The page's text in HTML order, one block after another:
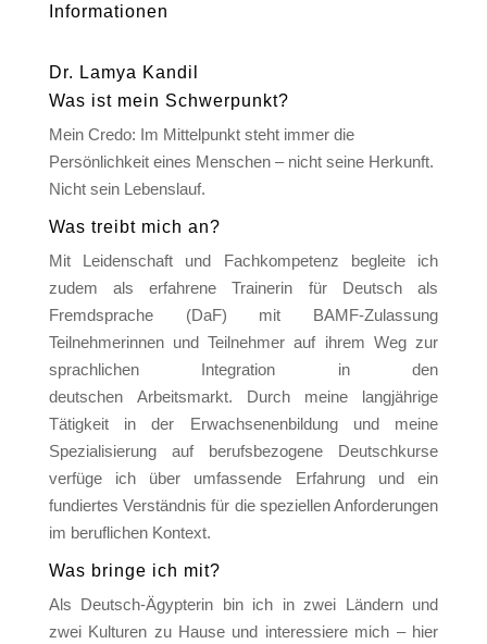
Informationen
Dr. Lamya Kandil
Was ist mein Schwerpunkt?
Mein Credo: Im Mittelpunkt steht immer die
Persönlichkeit eines Menschen – nicht seine Herkunft.
Nicht sein Lebenslauf.
Was treibt mich an?
Mit Leidenschaft und Fachkompetenz begleite ich
zudem als erfahrene Trainerin für Deutsch als
Fremdsprache (DaF) mit BAMF-Zulassung
Teilnehmerinnen und Teilnehmer auf ihrem Weg zur
sprachlichen Integration in den
deutschen Arbeitsmarkt. Durch meine langjährige
Tätigkeit in der Erwachsenenbildung und meine
Spezialisierung auf berufsbezogene Deutschkurse
verfüge ich über umfassende Erfahrung und ein
fundiertes Verständnis für die speziellen Anforderungen
im beruflichen Kontext.
Was bringe ich mit?
Als Deutsch-Ägypterin bin ich in zwei Ländern und
zwei Kulturen zu Hause und interessiere mich – hier